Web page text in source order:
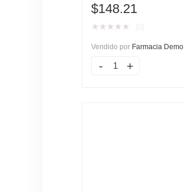
$148.21
★ ★ ★ ★ ★
Vendido por Farmacia Demo